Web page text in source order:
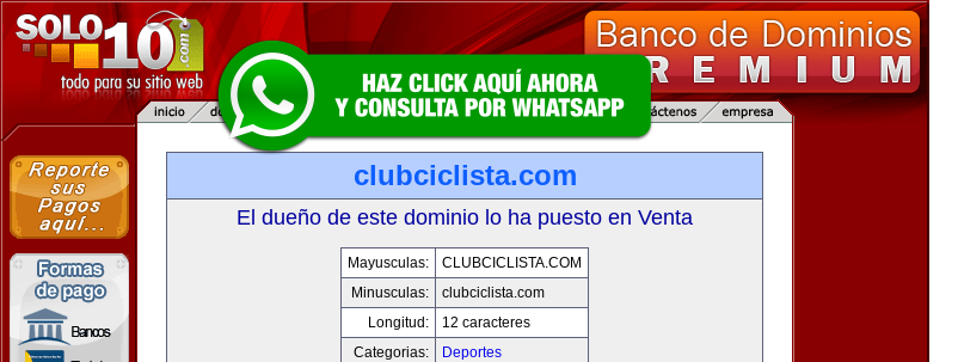
clubciclista.com
El dueño de este dominio lo ha puesto en Venta
Mayusculas:
CLUBCICLISTA.COM
Minusculas:
clubciclista.com
Longitud:
12 caracteres
Categorias:
Deportes